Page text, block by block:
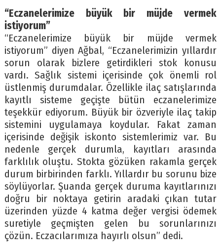
“Eczanelerimize büyük bir müjde vermek
istiyorum”
“Eczanelerimize büyük bir müjde vermek
istiyorum” diyen Ağbal, “Eczanelerimizin yıllardır
sorun olarak bizlere getirdikleri stok konusu
vardı. Sağlık sistemi içerisinde çok önemli rol
üstlenmiş durumdalar. Özellikle ilaç satışlarında
kayıtlı sisteme geçişte bütün eczanelerimize
teşekkür ediyorum. Büyük bir özveriyle ilaç takip
sistemini uygulamaya koydular. Fakat zaman
içerisinde değişik iskonto sistemlerimiz var. Bu
nedenle gerçek durumla, kayıtları arasında
farklılık oluştu. Stokta gözüken rakamla gerçek
durum birbirinden farklı. Yıllardır bu sorunu bize
söylüyorlar. Şuanda gerçek duruma kayıtlarınızı
doğru bir noktaya getirin aradaki çıkan tutar
üzerinden yüzde 4 katma değer vergisi ödemek
suretiyle geçmişten gelen bu sorunlarınızı
çözün. Eczacılarımıza hayırlı olsun” dedi.